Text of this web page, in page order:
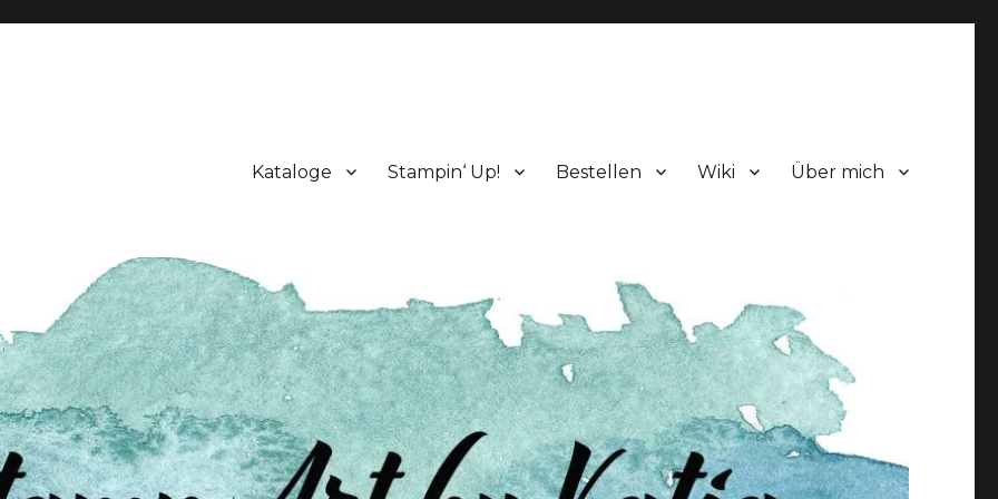
Kataloge Stampin‘ Up! Bestellen Wiki Über mich